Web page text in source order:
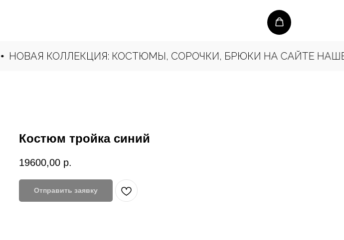
НОВАЯ КОЛЛЕКЦИЯ: КОСТЮМЫ, СОРОЧКИ, БРЮКИ НА САЙТЕ НАШЕГО
Костюм тройка синий
19600,00 р.
Отправить заявку